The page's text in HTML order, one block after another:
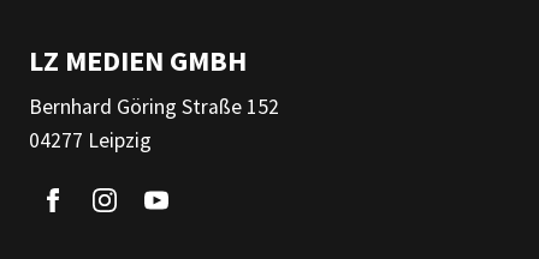
LZ MEDIEN GMBH
Bernhard Göring Straße 152
04277 Leipzig